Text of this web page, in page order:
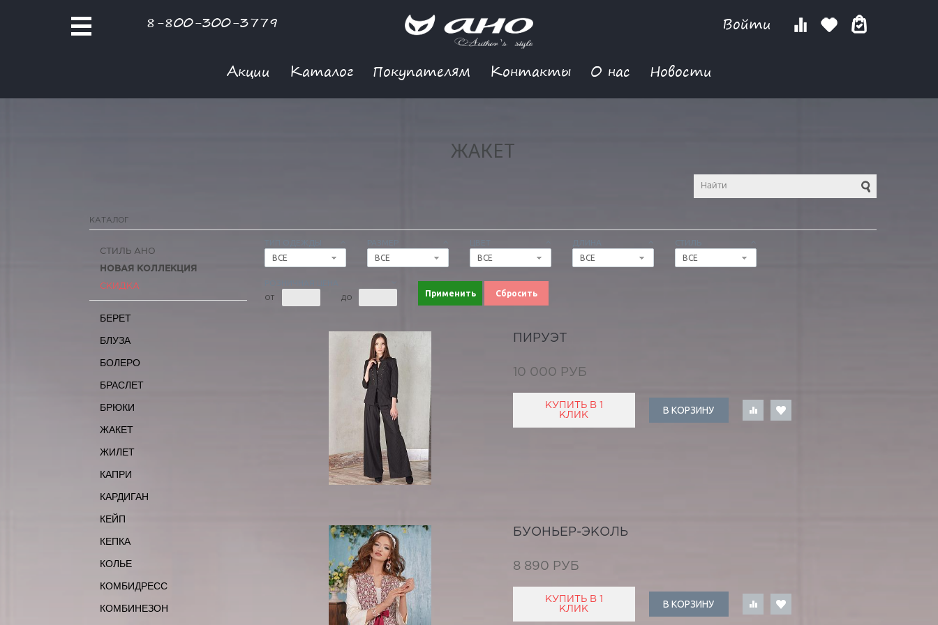
8-800-300-3779 Войти
Акции Каталог Покупателям Контакты О нас Новости
ЖАКЕТ
КАТАЛОГ
ВСЕ
ВСЕ
ВСЕ
ВСЕ
СТИЛЬ
ВСЕ
ОТ ДО Применить Сбросить
СТИЛЬ АНО
НОВАЯ КОЛЛЕКЦИЯ
СКИДКА
БЕРЕТ
БЛУЗА
БОЛЕРО
БРАСЛЕТ
БРЮКИ
ЖАКЕТ
ЖИЛЕТ
КАПРИ
КАРДИГАН
КЕЙП
КЕПКА
КОЛЬЕ
КОМБИДРЕСС
КОМБИНЕЗОН
ПИРУЭТ
10 000 РУБ
КУПИТЬ В 1
КЛИК
В КОРЗИНУ
БУОНЬЕР-ЭКОЛЬ
8 890 РУБ
КУПИТЬ В 1
КЛИК
В КОРЗИНУ